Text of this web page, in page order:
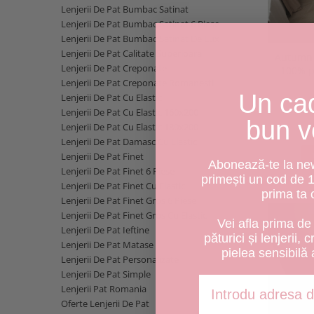
Lenjerii De Pat Bumbac Satinat
Lenjerii De Pat Bumbac Satinat 6 Piese
Lenjerii De Pat Bumbac Satinat De Lux
Lenjerii De Pat Calitate Superioara
Lenjerii De Pat Creponate
Lenjerii De Pat Creponate Romanesti
Lenjerii De Pat Cu Elastic
Lenjerii De Pat Cu Elastic 160x200
Lenjerii De Pat Cu Elastic 180x200
Lenjerii De Pat Damasc Cu Elastic
Lenjerii De Pat Finet
Lenjerii De Pat Finet 6 Piese
Lenjerii De Pat Finet Cu Elastic
Lenjerii De Pat Finet Gros 6 Piese
Lenjerii De Pat Finet Gros Cu Elastic
Lenjerii De Pat Ieftine
Lenjerii De Pat Matase
Lenjerii De Pat Personalizate
Lenjerii De Pat Simple
Lenjerii Pat Romania
Oferte Lenjerii De Pat
Un
bun
Abonează-te la
primești un cod de
prima ta
Vei afla prima
păturici și lenjerii,
pielea sensibilă